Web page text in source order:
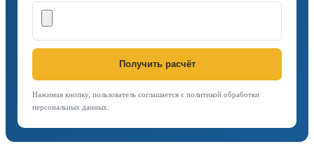
Получить расчёт
Нажимая кнопку, пользователь соглашается с политикой обработки
персональных данных.